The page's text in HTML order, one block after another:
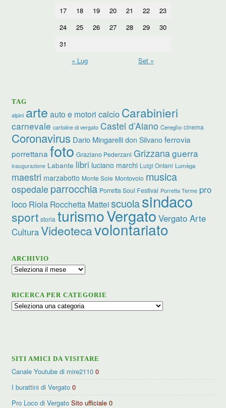
17
18 19 20 21 22
23
24
25 26 27 28 29
30
31
« Lug
Set »
TAG
alpini arte auto e motori calcio Carabinieri
carnevale cartoline di vergato Castel d’Aiano Cereglio cinema
Coronavirus Dario Mingarelli don Silvano ferrovia
porrettana foto Graziano Pederzani Grizzanaguerra
inaugurazione Labante libri luciano marchi Luigi Ontani Lumèga
maestri marzabotto Monte Sole Montovolo musica
ospedale parrocchia Porretta Soul Festival Porretta Terme pro
loco Riola Rocchetta Matteiscuolasindaco
sport storia turismoVergato Vergato Arte
CulturaVideotecavolontariato
ARCHIVIO
Archivio
RICERCA PER CATEGORIE
Ricerca
SITI AMICI DA VISITARE
Canale Youtube di mire2110 0
I burattini di Vergato 0
Pro Loco di Vergato Sito ufficiale 0